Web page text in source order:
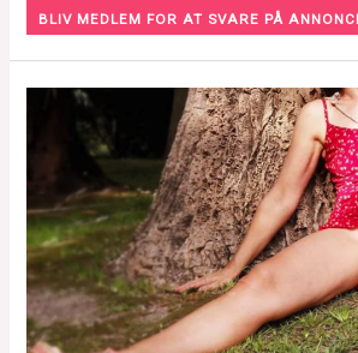
BLIV MEDLEM FOR AT SVARE PÅ